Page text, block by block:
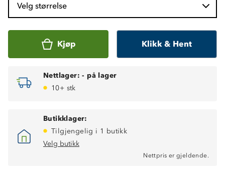
Velg størrelse
Kjøp Klikk & Hent
Nettlager: - på lager
10+ stk
Butikklager:
Tilgjengelig i 1 butikk
Velg butikk
Nettpris er gjeldende.
Vindtett